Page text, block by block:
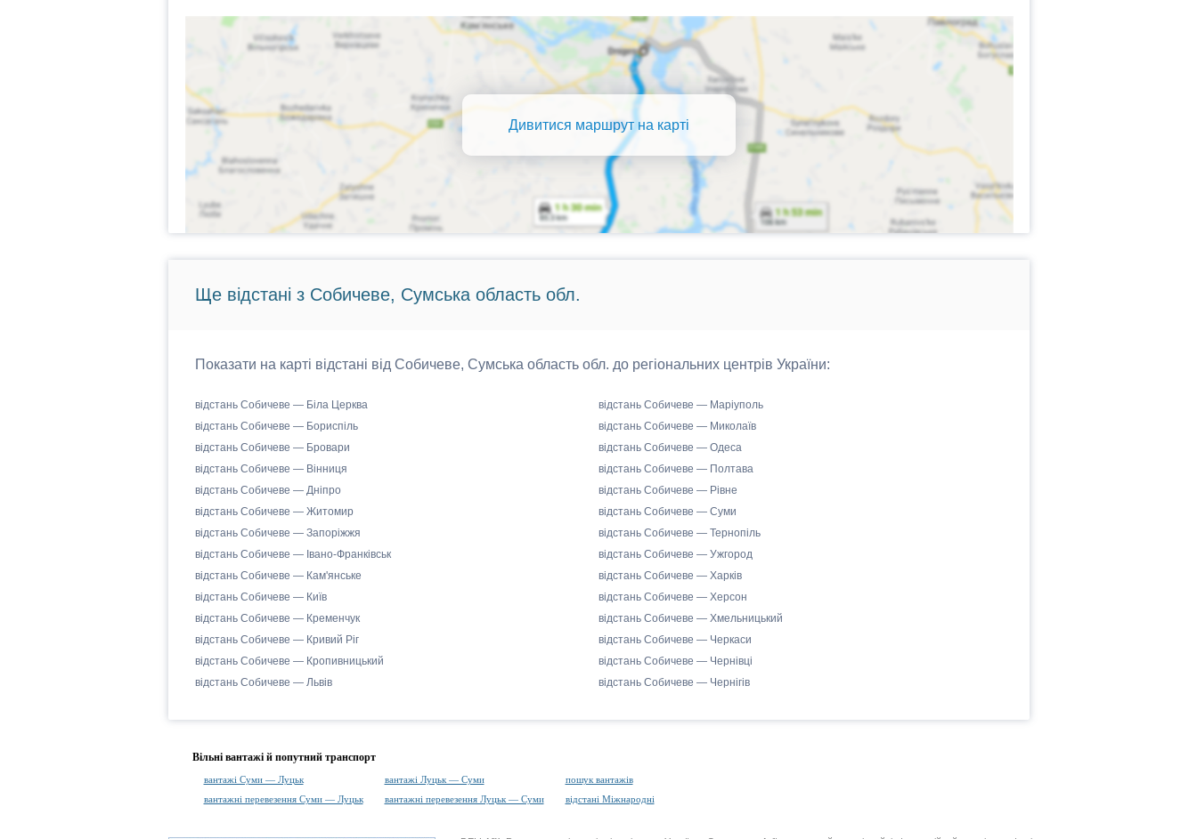
Дивитися маршрут на карті
Ще відстані з Собичеве, Сумська область обл.
Показати на карті відстані від Собичеве, Сумська область обл. до регіональних центрів України:
відстань Собичеве — Біла Церква
відстань Собичеве — Бориспіль
відстань Собичеве — Бровари
відстань Собичеве — Вінниця
відстань Собичеве — Дніпро
відстань Собичеве — Житомир
відстань Собичеве — Запоріжжя
відстань Собичеве — Івано-Франківськ
відстань Собичеве — Кам'янське
відстань Собичеве — Київ
відстань Собичеве — Кременчук
відстань Собичеве — Кривий Ріг
відстань Собичеве — Кропивницький
відстань Собичеве — Львів
відстань Собичеве — Маріуполь
відстань Собичеве — Миколаїв
відстань Собичеве — Одеса
відстань Собичеве — Полтава
відстань Собичеве — Рівне
відстань Собичеве — Суми
відстань Собичеве — Тернопіль
відстань Собичеве — Ужгород
відстань Собичеве — Харків
відстань Собичеве — Херсон
відстань Собичеве — Хмельницький
відстань Собичеве — Черкаси
відстань Собичеве — Чернівці
відстань Собичеве — Чернігів
Вільні вантажі й попутний транспорт
вантажі Суми — Луцьк вантажі Луцьк — Суми
пошук вантажів
вантажні перевезення Суми — Луцьк
вантажні перевезення Луцьк — Суми відстані Міжнародні